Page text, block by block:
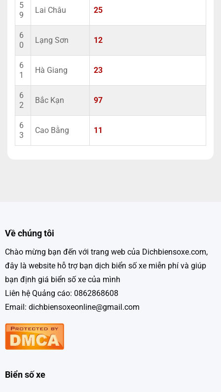
5
9
Lai Châu 25
6
0
Lạng Sơn 12
6
1
Hà Giang 23
6
2
Bắc Kạn 97
6
3
Cao Bằng 11
Về chúng tôi
Chào mừng bạn đến với trang web của Dichbiensoxe.com,
đây là website hỗ trợ bạn dịch biển số xe miễn phí và giúp
bạn định giá biển số xe của mình
Liên hệ Quảng cáo: 0862868608
Email: dichbiensoxeonline@gmail.com
Biển số xe